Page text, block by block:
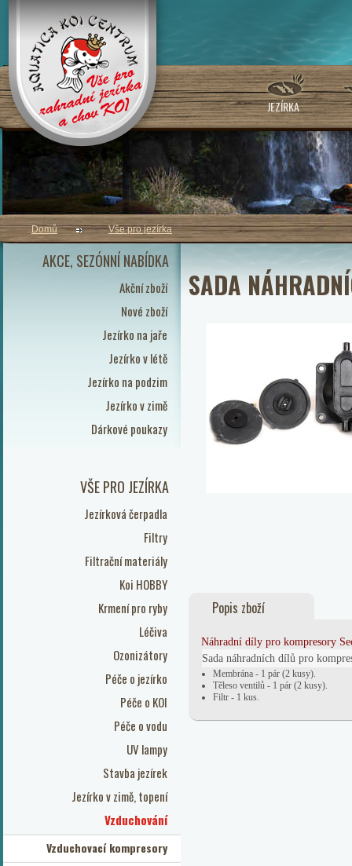
JEZÍRKA
AKCE, SEZÓNNÍ NABÍDKA
Akční zboží
Nové zboží
Jezírko na jaře
Jezírko v létě
Jezírko na podzim
Jezírko v zimě
Dárkové poukazy
VŠE PRO JEZÍRKA
Jezírková čerpadla
Filtry
Filtrační materiály
Koi HOBBY
Krmení pro ryby
Léčiva
Ozonizátory
Péče o jezírko
Péče o KOI
Péče o vodu
UV lampy
Stavba jezírek
Jezírko v zimě, topení
Vzduchování
Vzduchovací kompresory
Domů Vše pro jezírka
SADA
Popis zboží
Náhradní díly pro kompresory
Sada náhradních dílů pro
Membrána - 1 pár (2 kusy).
Těleso ventilů - 1 pár (2 kusy).
Filtr - 1 kus.